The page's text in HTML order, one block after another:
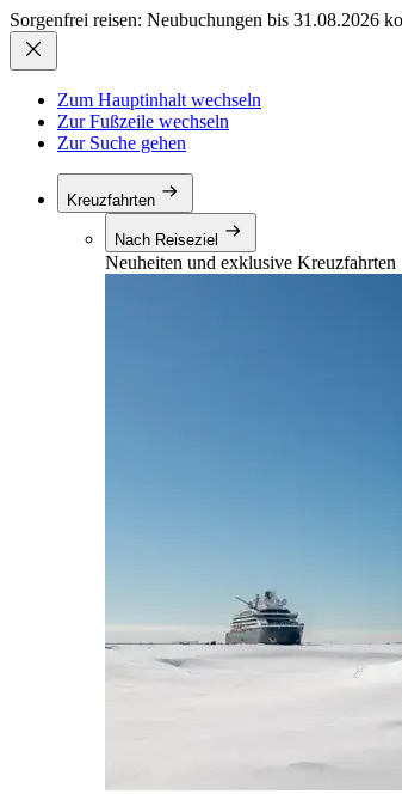
Sorgenfrei reisen: Neubuchungen bis 31.08.2026
Zum Hauptinhalt wechseln
Zur Fußzeile wechseln
Zur Suche gehen
Kreuzfahrten
Nach Reiseziel
Neuheiten und exklusive Kreuzfahrten